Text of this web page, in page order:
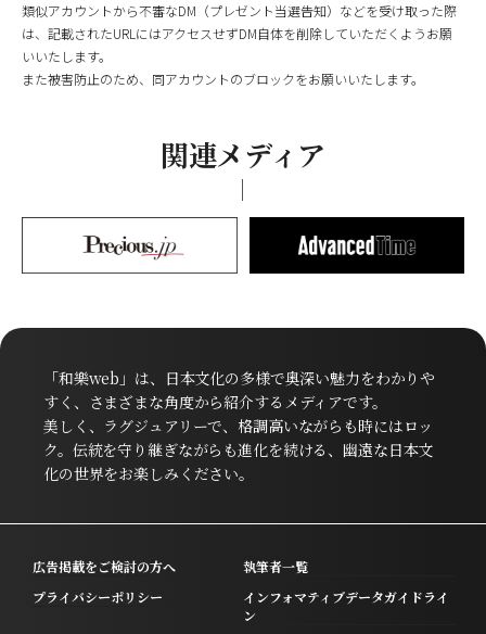
類似アカウントから不審なDM（プレゼント当選告知）などを受け取った際
は、記載されたURLにはアクセスせずDM自体を削除していただくようお願
いいたします。
また被害防止のため、同アカウントのブロックをお願いいたします。
関連メディア
「和樂web」は、日本文化の多様で奥深い魅力をわかりや
すく、さまざまな角度から紹介するメディアです。
美しく、ラグジュアリーで、格調高いながらも時にはロッ
ク。伝統を守り継ぎながらも進化を続ける、幽遠な日本文
化の世界をお楽しみください。
広告掲載をご検討の方へ
執筆者一覧
プライバシーポリシー
インフォマティブデータガイドライ
ン